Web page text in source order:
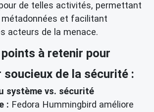
de telles activités, permettant
métadonnées et facilitant
acteurs de la menace.
à retenir pour
soucieux de la sécurité :
système vs. sécurité
: Fedora Hummingbird améliore